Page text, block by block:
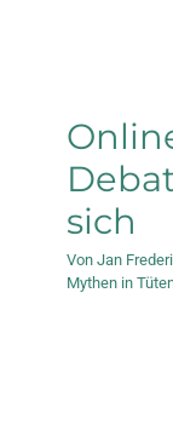
sich
Von Jan
Mythen in